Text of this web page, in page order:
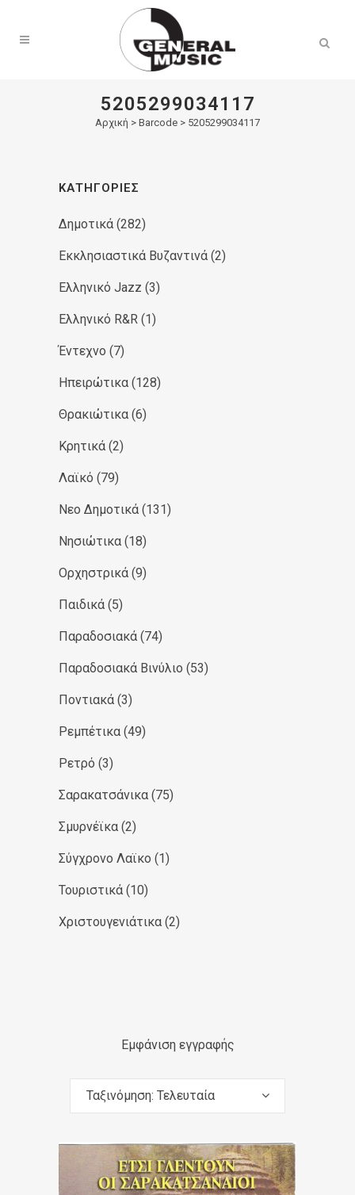
5205299034117
Αρχική > Barcode > 5205299034117
ΚΑΤΗΓΟΡΊΕΣ
Δημοτικά (282)
Εκκλησιαστικά Βυζαντινά (2)
Ελληνικό Jazz (3)
Ελληνικό R&R (1)
Έντεχνο (7)
Ηπειρώτικα (128)
Θρακιώτικα (6)
Κρητικά (2)
Λαϊκό (79)
Νεο Δημοτικά (131)
Νησιώτικα (18)
Ορχηστρικά (9)
Παιδικά (5)
Παραδοσιακά (74)
Παραδοσιακά Βινύλιο (53)
Ποντιακά (3)
Ρεμπέτικα (49)
Ρετρό (3)
Σαρακατσάνικα (75)
Σμυρνέϊκα (2)
Σύγχρονο Λαϊκο (1)
Τουριστικά (10)
Χριστουγενιάτικα (2)
Εμφάνιση εγγραφής
Ταξινόμηση: Τελευταία